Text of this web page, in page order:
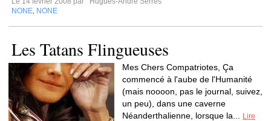
NONE NONE
Les Tatans Flingueuses
Mes Chers Compatriotes, Ça
commencé à l'aube de l'Humanité
(mais noooon, pas le journal, suivez,
un peu), dans une caverne
Néanderthalienne, lorsque la...
Lire